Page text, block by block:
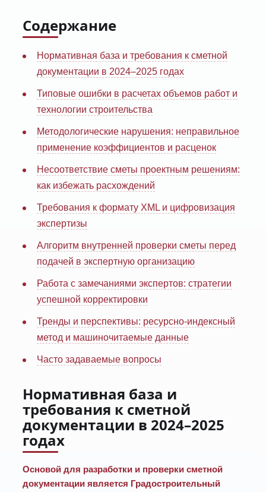
Содержание
Нормативная база и требования к сметной
документации в 2024–2025 годах
Типовые ошибки в расчетах объемов работ и
технологии строительства
Методологические нарушения: неправильное
применение коэффициентов и расценок
Несоответствие сметы проектным решениям:
как избежать расхождений
Требования к формату XML и цифровизация
экспертизы
Алгоритм внутренней проверки сметы перед
подачей в экспертную организацию
Работа с замечаниями экспертов: стратегии
успешной корректировки
Тренды и перспективы: ресурсно-индексный
метод и машиночитаемые данные
Часто задаваемые вопросы
Нормативная база и
требования к сметной
документации в 2024–2025
годах
Основой для разработки и проверки сметной
документации является Градостроительный